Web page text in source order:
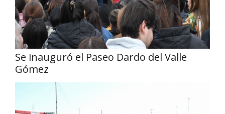
Se inauguró el Paseo Dardo del Valle
Gómez